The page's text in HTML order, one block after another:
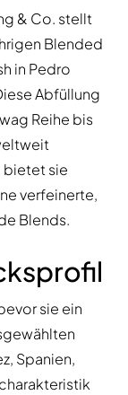
& Co. stellt
Blended
in Pedro
Abfüllung
Reihe bis
bietet sie
verfeinerte,
Blends.
sie ein
Spanien,